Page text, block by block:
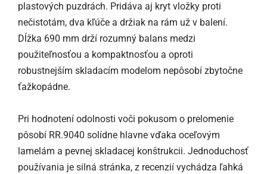
plastových puzdrách. Pridáva aj kryt vložky proti
nečistotám, dva kľúče a držiak na rám už v balení.
Dĺžka 690 mm drží rozumný balans medzi
použiteľnosťou a kompaktnosťou a oproti
robustnejším skladacím modelom nepôsobí zbytočne
ťažkopádne.
Pri hodnotení odolnosti voči pokusom o prelomenie
pôsobí RR.9040 solídne hlavne vďaka oceľovým
lamelám a pevnej skladacej konštrukcii. Jednoduchosť
používania je silná stránka, z recenzií vychádza ľahká